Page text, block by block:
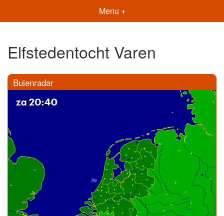
Menu +
Elfstedentocht Varen
Buienradar